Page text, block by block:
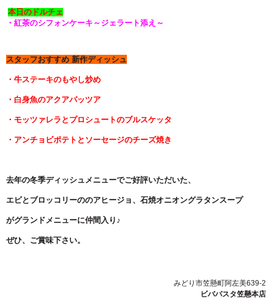
本日のドルチェ
・紅茶のシフォンケーキ～ジェラート添え～
スタッフおすすめ 新作ディッシュ
・牛ステーキのもやし炒め
・白身魚のアクアパッツア
・モッツァレラとプロシュートのブルスケッタ
・アンチョビポテトとソーセージのチーズ焼き
去年の冬季ディッシュメニューでご好評いただいた、
エビとブロッコリーののアヒージョ、石焼オニオングラタンスープ
がグランドメニューに仲間入り♪
ぜひ、ご賞味下さい。
みどり市笠懸町阿左美639-2
ビバパスタ笠懸本店